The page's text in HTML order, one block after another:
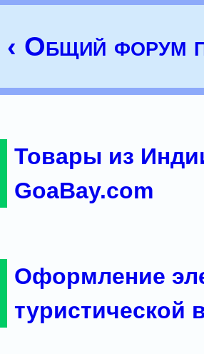
‹ Общий форум
Товары из
GoaBay.com
Оформление
туристической